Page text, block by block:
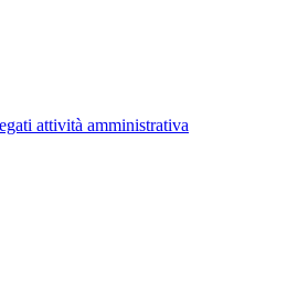
attività amministrativa